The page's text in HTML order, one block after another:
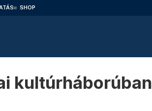
SHOP
kultúrháborúban